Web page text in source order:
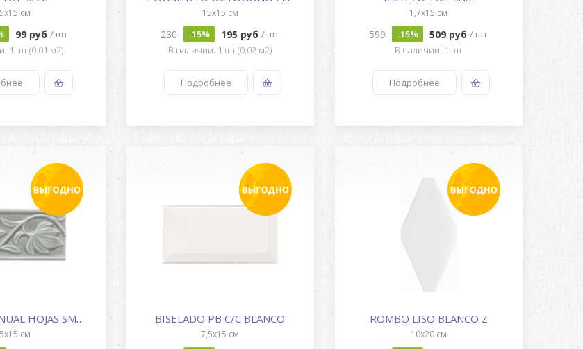
см
99 руб/ шт
1 шт (0.01 м2)
15x15 см
230 -15% 195 руб/ шт
В наличии: 1 шт (0.02 м2)
Подробнее
1,7x15 см
599 -15% 509 руб/ шт
В наличии: 1 шт
Подробнее
RELIEVE MANUAL HOJAS SMOKE
см
BISELADO PB C/C BLANCO
7,5x15 см
ROMBO LISO BLANCO Z
10x20 см